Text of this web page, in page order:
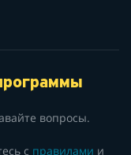
вопросы.
с правилами и